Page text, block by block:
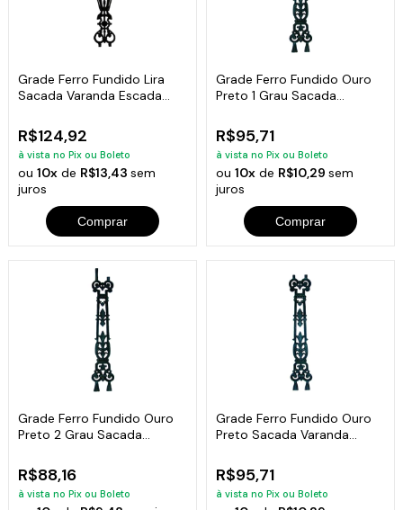
Grade Ferro Fundido Lira
Sacada Varanda Escada
R$124,92
à vista no Pix ou Boleto
ou10x de R$13,43sem
juros
Comprar
Grade Ferro Fundido Ouro
Preto 1 Grau Sacada
R$95,71
à vista no Pix ou Boleto
ou 10xde R$10,29 sem
juros
Comprar
Grade Ferro Fundido Ouro
Preto 2 Grau Sacada
R$88,16
à vista no Pix ou Boleto
Grade Ferro Fundido Ouro
Preto Sacada Varanda
R$95,71
à vista no Pix ou Boleto